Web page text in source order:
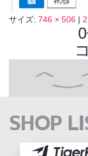
サイズ: 746 × 506 |
SHOP